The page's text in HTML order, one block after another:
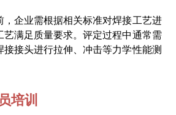
，企业需根据相关标准对焊接工艺进
艺满足质量要求。评定过程中通常需
接头进行拉伸、冲击等力学性能测
培训